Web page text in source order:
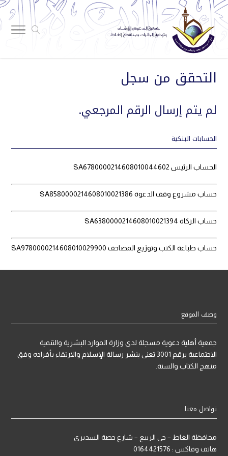
التحقق من سجل
لم يتم إرسال الرقم المرجعي.
الحسابات البنكية
الحساب الرئيس SA6780000214608010044602
حساب مشروع وقف الدعوة SA8580000214608010021386
حساب الزكاة SA6380000214608010021394
حساب طباعة الكتب وتوزيع المصاحف SA9780000214608010029900
وصف الموقع
جمعية أهلية دعوية مسجلة لدى وزارة الموارد البشرية والتنمية
الاجتماعية برقم 3001 تعنى بنشر رسالة الإسلام والارتقاء بأفراده وفق
منهج الكتاب والسنة.
تواصل معنا
محافظة الغاط – حي الربيع – شارع حصة السديري
هاتف وفاكس : 0164421576